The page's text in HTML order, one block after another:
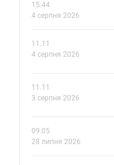
15.44
4 серпня 2026
11.11
4 серпня 2026
11.11
3 серпня 2026
09.05
28 липня 2026